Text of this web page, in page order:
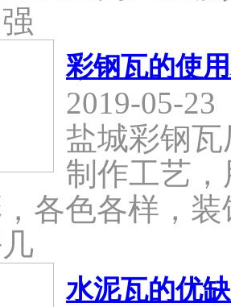
彩钢瓦的使
2019-05-23
盐城彩钢
制作工艺
各色各样，
水泥瓦的优